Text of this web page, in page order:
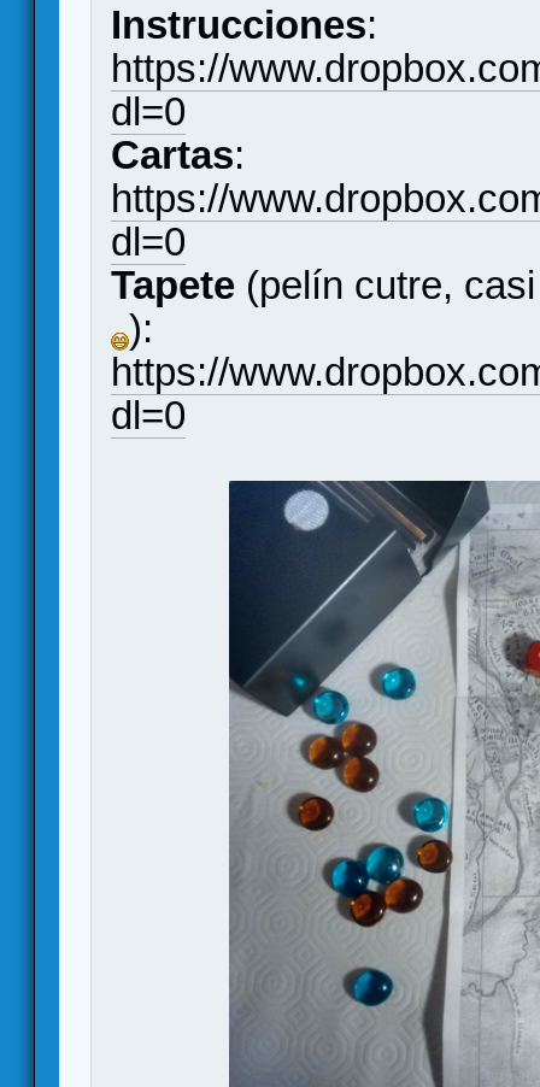
Instrucciones:
https://
dl=0
Cartas:
https://
dl=0
Tapete (pelín cutre,
):
https://
dl=0